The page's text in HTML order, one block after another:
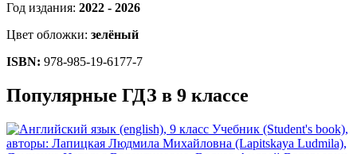
Год издания: 2022 - 2026
Цвет обложки: зелёный
ISBN: 978-985-19-6177-7
Популярные ГДЗ в 9 классе